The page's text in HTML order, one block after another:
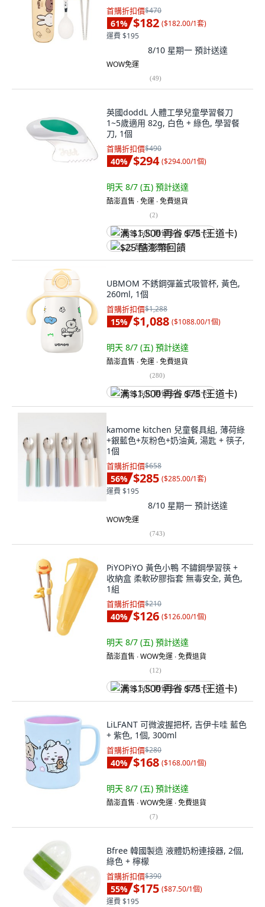
首購折扣價$470
61% $182 ($182.00/1套)
運費 $195
8/10 星期一 預計送達
WOW免運
(49)
英國doddL 人體工學兒童學習餐刀
1~5歲適用 82g, 白色 + 綠色, 學習餐
刀, 1個
首購折扣價$490
40% $294 ($294.00/1個)
明天 8/7 (五) 預計送達
酷澎直售 ∙ 免運 ∙ 免費退貨
(2)
满 $1,500 再省 $75 (王道卡)
$25 酷澎幣回饋
UBMOM 不銹鋼彈蓋式吸管杯, 黃色,
260ml, 1個
首購折扣價$1,288
15% $1,088 ($1088.00/1個)
明天 8/7 (五) 預計送達
酷澎直售 ∙ 免運 ∙ 免費退貨
(280)
满 $1,500 再省 $75 (王道卡)
kamome kitchen 兒童餐具組, 薄荷綠
+銀藍色+灰粉色+奶油黃, 湯匙 + 筷子,
1個
首購折扣價$658
56% $285 ($285.00/1套)
運費 $195
8/10 星期一 預計送達
WOW免運
(743)
PiYOPiYO 黃色小鴨 不鏽鋼學習筷 +
收納盒 柔軟矽膠指套 無毒安全, 黃色,
1組
首購折扣價$210
40% $126 ($126.00/1個)
明天 8/7 (五) 預計送達
酷澎直售 ∙ WOW免運 ∙ 免費退貨
(12)
满 $1,500 再省 $75 (王道卡)
LiLFANT 可微波握把杯, 吉伊卡哇 藍色
+ 紫色, 1個, 300ml
首購折扣價$280
40% $168 ($168.00/1個)
明天 8/7 (五) 預計送達
酷澎直售 ∙ WOW免運 ∙ 免費退貨
(7)
Bfree 韓國製造 液體奶粉連接器, 2個,
綠色 + 檸檬
首購折扣價$390
55% $175 ($87.50/1個)
運費 $195